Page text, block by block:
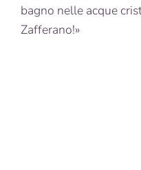
bagno nelle acque
Zafferano!»